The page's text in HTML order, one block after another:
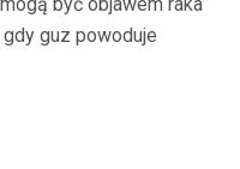
guz powoduje